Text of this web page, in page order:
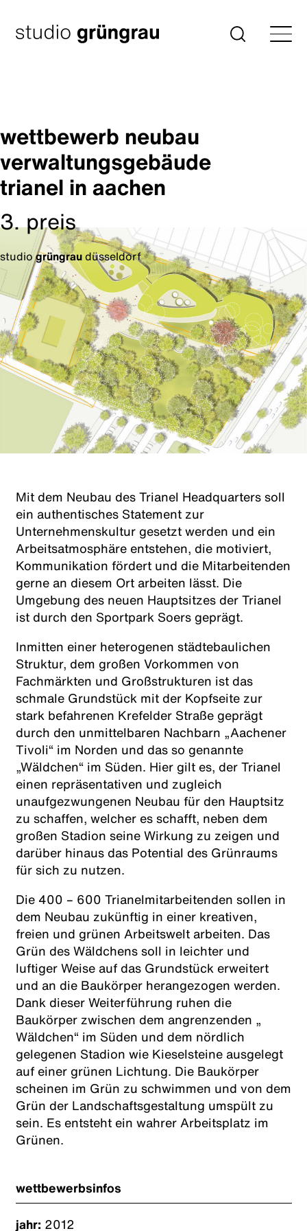
Inhalt
springen
Startseite Suche
wettbewerb neubau
verwaltungsgebäude
trianel in aachen
3. preis
studiogrüngraudüsseldorf
Mit dem Neubau des Trianel Headquarters soll
ein authentisches Statement zur
Unternehmenskultur gesetzt werden und ein
Arbeitsatmosphäre entstehen, die motiviert,
Kommunikation fördert und die Mitarbeitenden
gerne an diesem Ort arbeiten lässt. Die
Umgebung des neuen Hauptsitzes der Trianel
ist durch den Sportpark Soers geprägt.
Inmitten einer heterogenen städtebaulichen
Struktur, dem großen Vorkommen von
Fachmärkten und Großstrukturen ist das
schmale Grundstück mit der Kopfseite zur
stark befahrenen Krefelder Straße geprägt
durch den unmittelbaren Nachbarn „Aachener
Tivoli“ im Norden und das so genannte
„Wäldchen“ im Süden. Hier gilt es, der Trianel
einen repräsentativen und zugleich
unaufgezwungenen Neubau für den Hauptsitz
zu schaffen, welcher es schafft, neben dem
großen Stadion seine Wirkung zu zeigen und
darüber hinaus das Potential des Grünraums
für sich zu nutzen.
Die 400 – 600 Trianelmitarbeitenden sollen in
dem Neubau zukünftig in einer kreativen,
freien und grünen Arbeitswelt arbeiten. Das
Grün des Wäldchens soll in leichter und
luftiger Weise auf das Grundstück erweitert
und an die Baukörper herangezogen werden.
Dank dieser Weiterführung ruhen die
Baukörper zwischen dem angrenzenden „
Wäldchen“ im Süden und dem nördlich
gelegenen Stadion wie Kieselsteine ausgelegt
auf einer grünen Lichtung. Die Baukörper
scheinen im Grün zu schwimmen und von dem
Grün der Landschaftsgestaltung umspült zu
sein. Es entsteht ein wahrer Arbeitsplatz im
Grünen.
wettbewerbsinfos
jahr: 2012